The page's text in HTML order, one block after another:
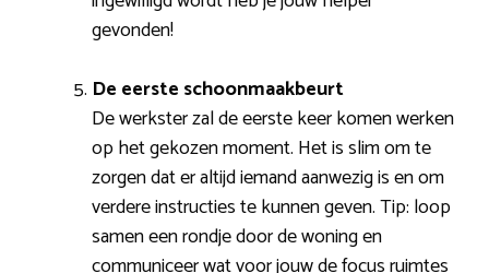
gevonden!
De eerste schoonmaakbeurt
De werkster zal de eerste keer komen werken
op het gekozen moment. Het is slim om te
zorgen dat er altijd iemand aanwezig is en om
verdere instructies te kunnen geven. Tip: loop
samen een rondje door de woning en
communiceer wat voor jouw de focus ruimtes